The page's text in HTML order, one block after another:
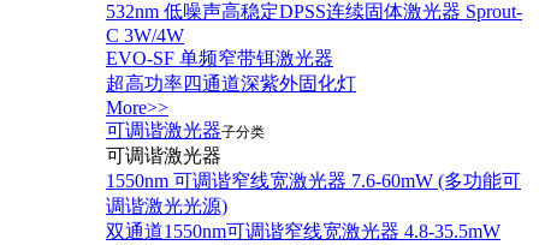
532nm 低噪声高稳定DPSS连续固体激光器 Sprout-
C 3W/4W
EVO-SF 单频窄带铒激光器
超高功率四通道深紫外固化灯
More>>
可调谐激光器子分类
可调谐激光器
1550nm 可调谐窄线宽激光器 7.6-60mW (多功能可
调谐激光光源)
双通道1550nm可调谐窄线宽激光器 4.8-35.5mW